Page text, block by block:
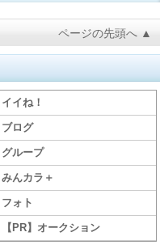
ページの先頭へ ▲
イイね！
ブログ
グループ
みんカラ＋
フォト
【PR】オークション